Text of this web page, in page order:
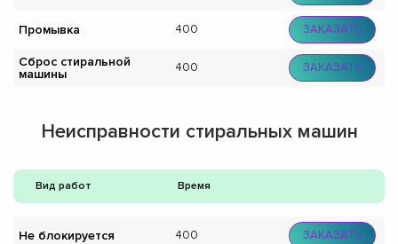
Промывка 400 ЗАКАЗАТЬ
Сброс стиральной
машины
400 ЗАКАЗАТЬ
Неисправности стиральных машин
Вид работ Время
Не блокируется 400 ЗАКАЗАТЬ